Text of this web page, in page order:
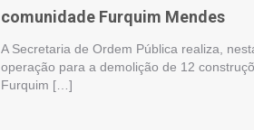
comunidade Furquim Mendes
A Secretaria de Ordem Pública realiza,
operação para a demolição de 12
Furquim […]